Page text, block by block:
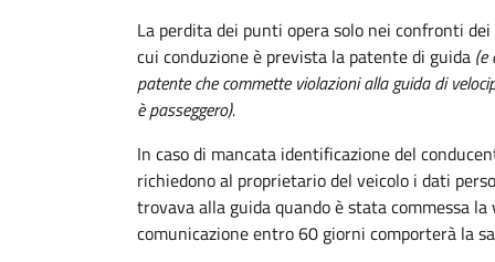
La perdita dei punti opera solo nei confronti
cui conduzione è prevista la patente di guida (e
patente che commette violazioni alla guida di
è passeggero).
In caso di mancata identificazione del
richiedono al proprietario del veicolo i dati
trovava alla guida quando è stata commessa la
comunicazione entro 60 giorni comporterà la